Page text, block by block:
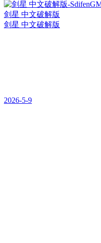
剑星 中文破解版
剑星 中文破解版
2026-5-9